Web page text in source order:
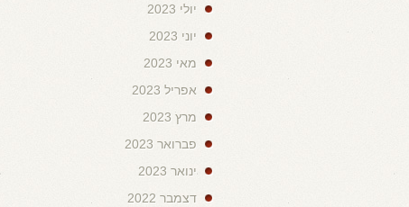
יולי 2023
יוני 2023
מאי 2023
אפריל 2023
מרץ 2023
פברואר 2023
ינואר 2023
דצמבר 2022